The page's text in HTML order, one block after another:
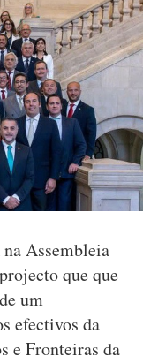
Assembleia
que que
um
efectivos da
e Fronteiras da